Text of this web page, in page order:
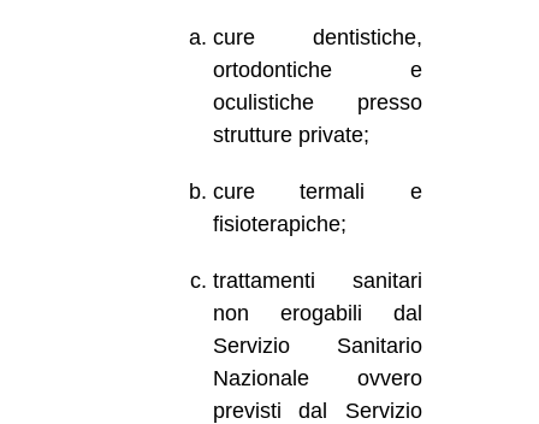
cure dentistiche,
ortodontiche e
oculistiche presso
strutture private;
cure termali e
fisioterapiche;
trattamenti sanitari
non erogabili dal
Servizio Sanitario
Nazionale ovvero
previsti dal Servizio